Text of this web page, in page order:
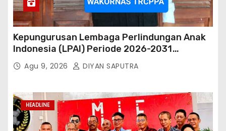
Kepungurusan Lembaga Perlindungan Anak
Indonesia (LPAI) Periode 2026-2031
Terbentuk, Wakil Kordinator Nasional Tim
Reaksi Cepat Perlindungan Perempuan Anak
Mengapresiasi Dan Beri Selamat
Agu 9, 2026 DIYAN SAPUTRA
HEADLINE